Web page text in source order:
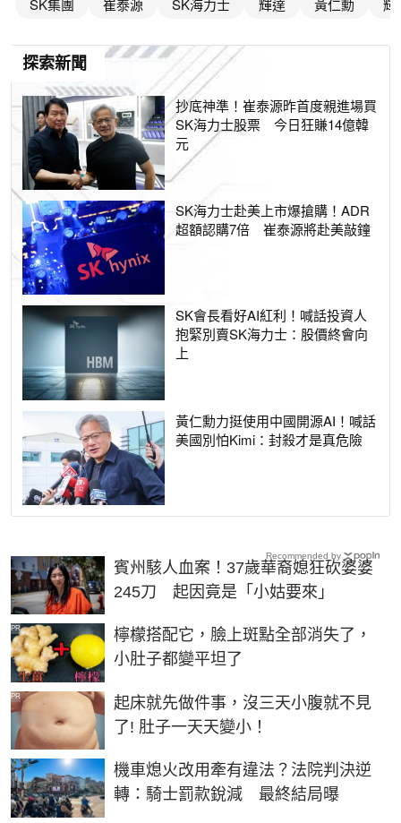
SK集團 崔泰源 SK海力士 輝達 黃仁勳 輝
探索新聞
抄底神準！崔泰源昨首度親進場買
SK海力士股票 今日狂賺14億韓
元
SK海力士赴美上市爆搶購！ADR
超額認購7倍 崔泰源將赴美敲鐘
SK會長看好AI紅利！喊話投資人
抱緊別賣SK海力士：股價終會向
上
黃仁勳力挺使用中國開源AI！喊話
美國別怕Kimi：封殺才是真危險
賓州駭人血案！37歲華裔媳狂砍婆婆
245刀 起因竟是「小姑要來」
檸檬搭配它，臉上斑點全部消失了，
小肚子都變平坦了
PR
起床就先做件事，沒三天小腹就不見
了! 肚子一天天變小！
PR
機車熄火改用牽有違法？法院判決逆
轉：騎士罰款銳減 最終結局曝
Recommended by